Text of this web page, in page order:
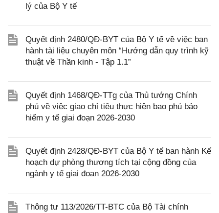
lý của Bộ Y tế
Quyết định 2480/QĐ-BYT của Bộ Y tế về việc ban
hành tài liệu chuyên môn “Hướng dẫn quy trình kỹ
thuật về Thần kinh - Tập 1.1”
Quyết định 1468/QĐ-TTg của Thủ tướng Chính
phủ về việc giao chỉ tiêu thực hiện bao phủ bảo
hiểm y tế giai đoạn 2026-2030
Quyết định 2428/QĐ-BYT của Bộ Y tế ban hành Kế
hoạch dự phòng thương tích tại cộng đồng của
ngành y tế giai đoạn 2026-2030
Thông tư 113/2026/TT-BTC của Bộ Tài chính